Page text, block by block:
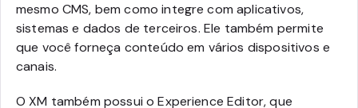
mesmo CMS, bem como integre com aplicativos,
sistemas e dados de terceiros. Ele também permite
que você forneça conteúdo em vários dispositivos e
canais.
O XM também possui o Experience Editor, que